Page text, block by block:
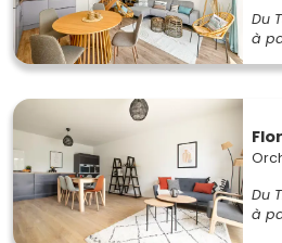
Du
à
Du
à